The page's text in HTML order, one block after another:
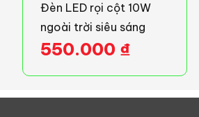
Đèn LED rọi cột 10W
ngoài trời siêu sáng
550.000 ₫